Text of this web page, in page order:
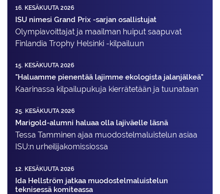
16. KESÄKUUTA 2026
ISU nimesi Grand Prix -sarjan osallistujat
Olympiavoittajat ja maailman huiput saapuvat
Finlandia Trophy Helsinki -kilpailuun
15. KESÄKUUTA 2026
"Haluamme pienentää lajimme ekologista jalanjälkeä"
Kaarinassa kilpailupukuja kierrätetään ja tuunataan
25. KESÄKUUTA 2026
Marigold-alumni haluaa olla lajiväelle läsnä
Tessa Tamminen ajaa muodostelma­luistelun asiaa
ISU:n urheilija­komissiossa
12. KESÄKUUTA 2026
Ida Hellström jatkaa muodostelmaluistelun
teknisessä komiteassa